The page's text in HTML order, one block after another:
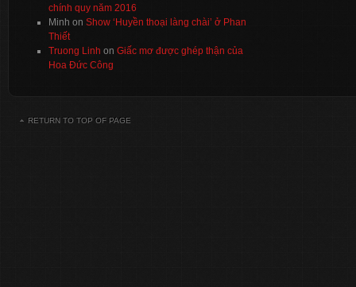
chính quy năm 2016
Minh on Show ‘Huyền thoại làng chài’ ở Phan
Thiết
Truong Linh on Giấc mơ được ghép thận của
Hoa Đức Công
RETURN TO TOP OF PAGE